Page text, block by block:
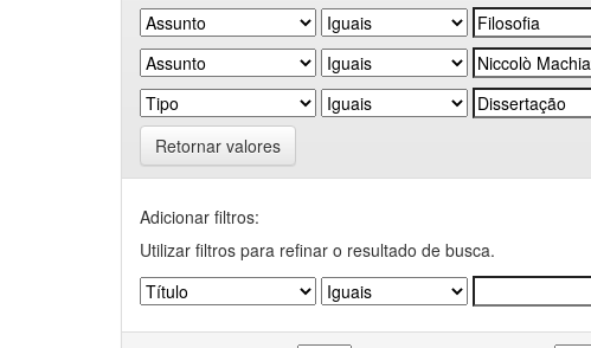
Retornar valores
Adicionar filtros:
Utilizar filtros para refinar o resultado de busca.